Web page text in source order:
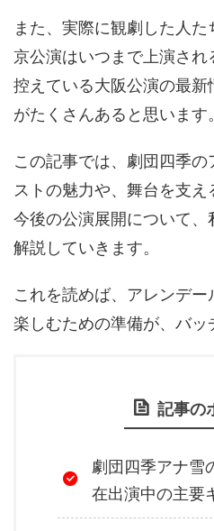
また、実際に観劇した人
京公演はいつまで上演さ
控えている大阪公演の最
がたくさんあると思います。
この記事では、劇団四季
ストの魅力や、舞台を支
今後の公演展開について
解説していきます。
これを読めば、アレンデー
楽しむための準備が、バッ
記事の
劇団四季アナ雪
在出演中の主要